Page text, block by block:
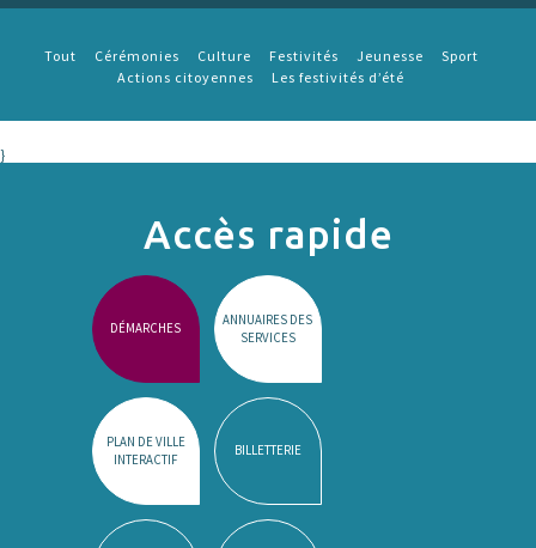
Tout Cérémonies Culture Festivités Jeunesse
Sport
Actions citoyennes
Les festivités d’été
}
Accès rapide
DÉMARCHES
ANNUAIRES DES
SERVICES
PLAN DE VILLE
INTERACTIF
BILLETTERIE